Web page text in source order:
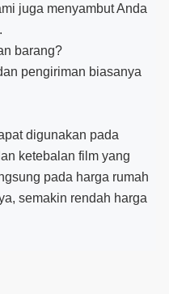
juga menyambut Anda
barang?
pengiriman biasanya
digunakan pada
ketebalan film yang
pada harga rumah
semakin rendah harga